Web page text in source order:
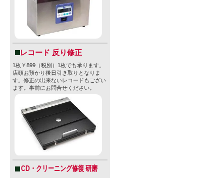
レコード 反り修正
1枚￥899（税別）1枚でも承ります。
店頭お預かり後日引き取りとなりま
す。修正の出来ないレコードもござい
ます。事前にお問合せください。
CD・クリーニング修復 研磨